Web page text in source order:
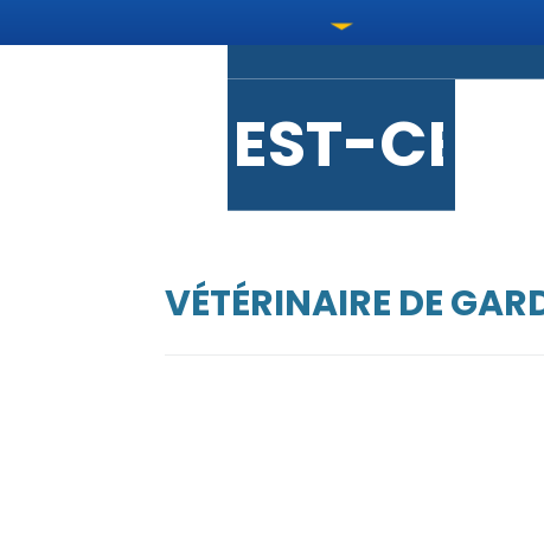
EST-CE
VÉTÉRINAIRE DE